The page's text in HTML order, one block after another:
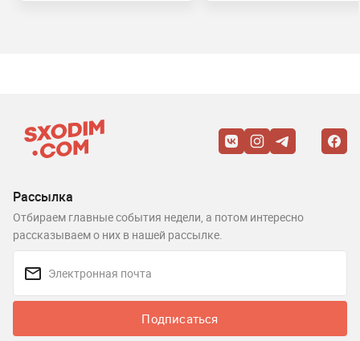
Рассылка
Отбираем главные события недели, а потом интересно
рассказываем о них в нашей рассылке.
Подписаться